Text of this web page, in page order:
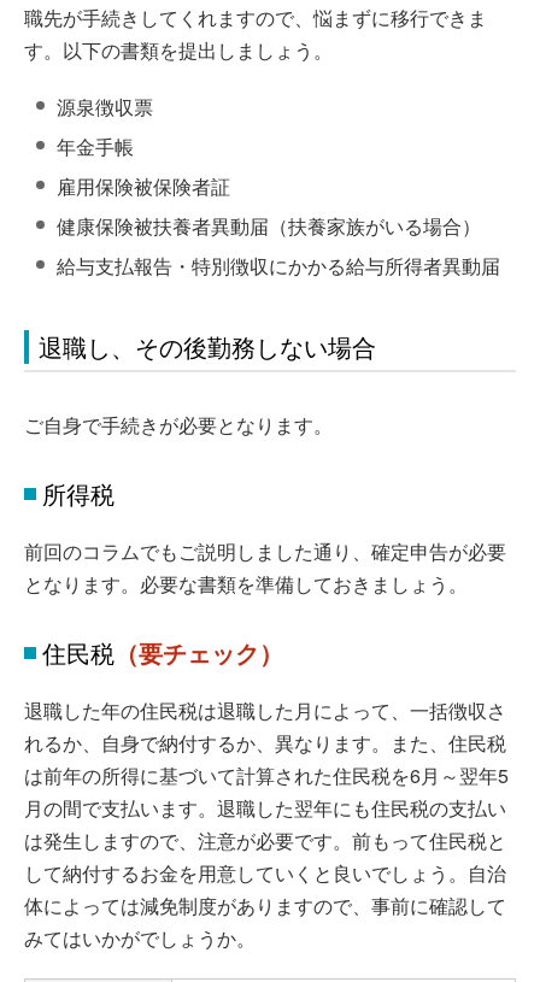
職先が手続きしてくれますので、悩まずに移行できま
す。以下の書類を提出しましょう。
源泉徴収票
年金手帳
雇用保険被保険者証
健康保険被扶養者異動届（扶養家族がいる場合）
給与支払報告・特別徴収にかかる給与所得者異動届
退職し、その後勤務しない場合
ご自身で手続きが必要となります。
所得税
前回のコラムでもご説明しました通り、確定申告が必要
となります。必要な書類を準備しておきましょう。
住民税 （要チェック）
退職した年の住民税は退職した月によって、一括徴収さ
れるか、自身で納付するか、異なります。また、住民税
は前年の所得に基づいて計算された住民税を6月～翌年5
月の間で支払います。退職した翌年にも住民税の支払い
は発生しますので、注意が必要です。前もって住民税と
して納付するお金を用意していくと良いでしょう。自治
体によっては減免制度がありますので、事前に確認して
みてはいかがでしょうか。